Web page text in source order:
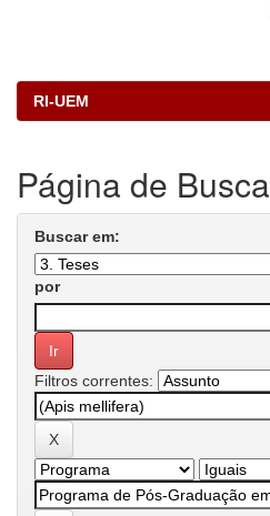
RI-UEM
Página de Busca
Buscar em:
por
Filtros correntes: